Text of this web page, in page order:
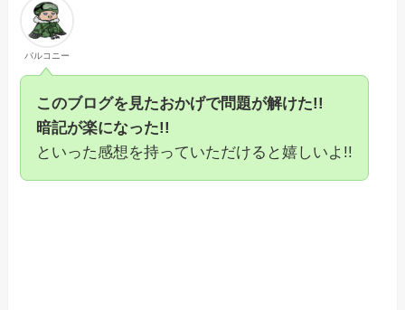
バルコニー
このブログを見たおかげで問題が解けた!!
暗記が楽になった!!
といった感想を持っていただけると嬉しいよ!!